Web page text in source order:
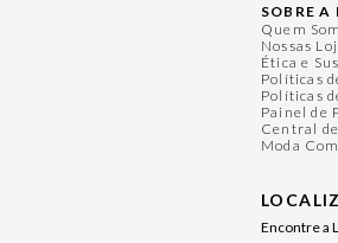
SOBRE A
Quem
Nossas
Ética e
Políticas
Políticas
Painel de
Central
Moda
Encontre a